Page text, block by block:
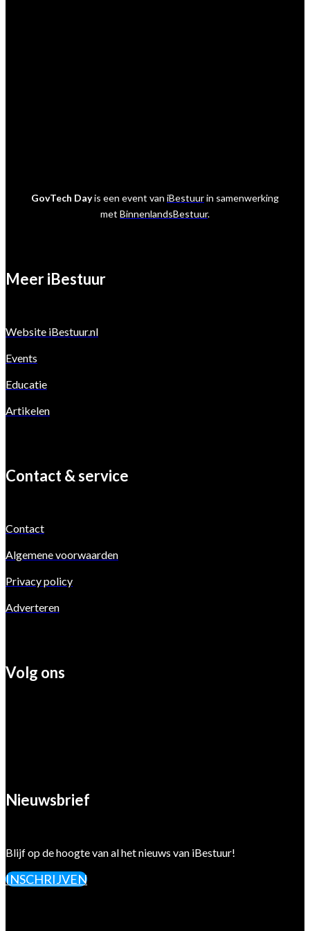
GovTech Dayis een event van iBestuurin samenwerking
met BinnenlandsBestuur.
Meer iBestuur
Website iBestuur.nl
Events
Educatie
Artikelen
Contact & service
Contact
Algemene voorwaarden
Privacy policy
Adverteren
Volg ons
Nieuwsbrief
Blijf op de hoogte van al het nieuws van iBestuur!
INSCHRIJVEN